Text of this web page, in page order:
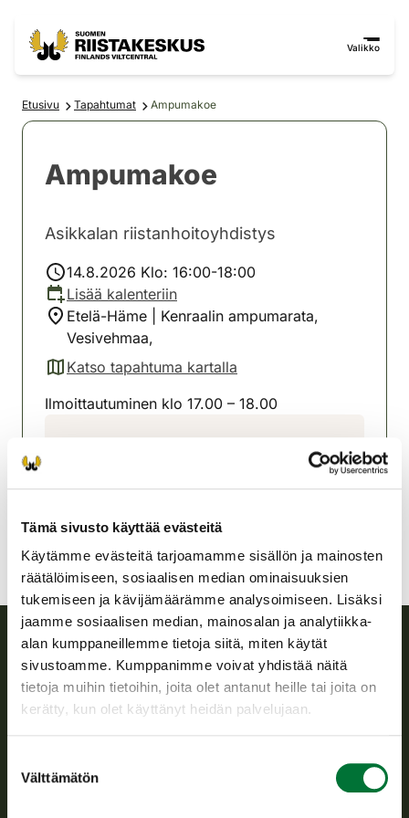
Tämä sivusto käyttää evästeitä
Käytämme evästeitä tarjoamamme sisällön ja mainosten
räätälöimiseen, sosiaalisen median ominaisuuksien
tukemiseen ja kävijämäärämme analysoimiseen. Lisäksi
jaamme sosiaalisen median, mainosalan ja analytiikka-
alan kumppaneillemme tietoja siitä, miten käytät
sivustoamme. Kumppanimme voivat yhdistää näitä
tietoja muihin tietoihin, joita olet antanut heille tai joita on
kerätty, kun olet käyttänyt heidän palvelujaan.
valinta
Välttämätön
Valikko
Etusivu Tapahtumat Ampumakoe
Ampumakoe
Asikkalan riistanhoitoyhdistys
14.8.2026 Klo: 16:00-18:00
Lisää kalenteriin
Etelä-Häme | Kenraalin ampumarata,
Vesivehmaa,
Katso tapahtuma kartalla
(avautuu uuteen välilehteen)
Ilmoittautuminen klo 17.00 – 18.00
asikkala@rhy.riista.fi
Suomen riistakeskus
Suomen riistakeskus edistää kestävää riistataloutta, tukee
hallintotehtävistä.